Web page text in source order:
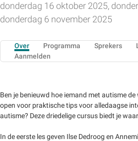
donderdag 16 oktober 2025,
donderdag 6 november 2025
Over Programma Sprekers
Aanmelden
Ben je benieuwd hoe iemand met autisme de
open voor praktische tips voor alledaagse
autisme? Deze driedelige cursus biedt je
In de eerste les geven Ilse Dedroog en